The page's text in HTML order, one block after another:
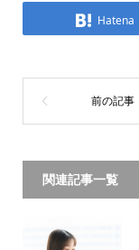
Hatena
関連記事一覧